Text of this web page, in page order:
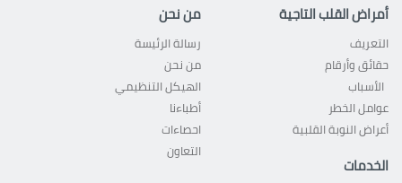
من نحن
رسالة الرئيسة
من نحن
الهيكل التنظيمي
أطباءنا
احصاءات
التعاون
أمراض القلب التاجية
التعريف
حقائق وأرقام
الأسباب
عوامل الخطر
أعراض النوبة القلبية
الخدمات